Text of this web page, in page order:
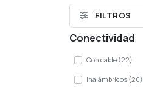
FILTROS
Conectividad
Con cable (22)
Inalámbricos (20)